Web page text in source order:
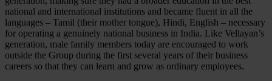
national and international institutions and became fluent in all the
languages – Tamil (their mother tongue), Hindi, English – necessary
for operating a genuinely national business in India. Like Vellayan’s
generation, male family members today are encouraged to work
outside the Group during the first several years of their business
careers so that they can learn and grow as ordinary employees.